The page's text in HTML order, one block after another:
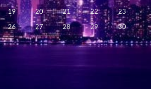
19 20 21 22 23
26 27 28 29 30